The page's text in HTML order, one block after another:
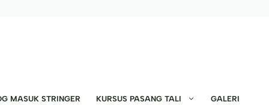
MASUK STRINGER KURSUS PASANG TALI GALERI